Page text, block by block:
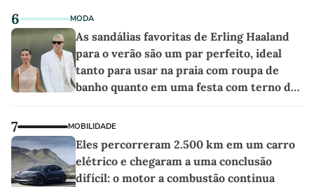
6 MODA
As sandálias favoritas de Erling Haaland
para o verão são um par perfeito, ideal
tanto para usar na praia com roupa de
banho quanto em uma festa com terno de
7 MOBILIDADE
Eles percorreram 2.500 km em um carro
elétrico e chegaram a uma conclusão
difícil: o motor a combustão continua